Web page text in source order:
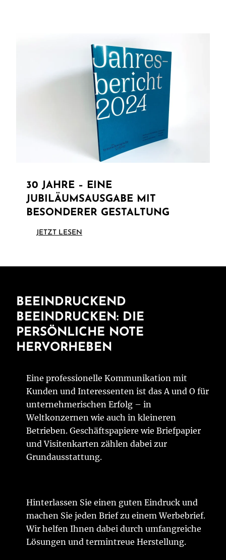
30 JAHRE – EINE
JUBILÄUMSAUSGABE MIT
BESONDERER GESTALTUNG
JETZT LESEN
BEEINDRUCKEND
BEEINDRUCKEN: DIE
PERSÖNLICHE NOTE
HERVORHEBEN
Eine professionelle Kommunikation mit
Kunden und Interessenten ist das A und O für
unternehmerischen Erfolg – in
Weltkonzernen wie auch in kleineren
Betrieben. Geschäftspapiere wie Briefpapier
und Visitenkarten zählen dabei zur
Grundausstattung.
Hinterlassen Sie einen guten Eindruck und
machen Sie jeden Brief zu einem Werbebrief.
Wir helfen Ihnen dabei durch umfangreiche
Lösungen und termintreue Herstellung.